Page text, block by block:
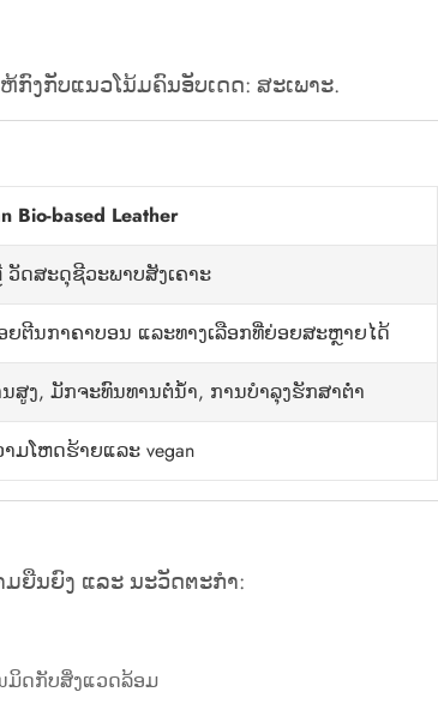
ງກັບແນວໂນ້ມຄົນອັບເດດ: ສະເພາະ.
Bio-based Leather
ດສະດຸຊີວະພາບສັງເຄາະ
ຕີນກາຄາບອນ ແລະທາງເລືອກທີ່ຍ່ອຍສະຫຼາຍໄດ້
ສູງ, ມັກຈະທົນທານຕໍ່ນ້ໍາ, ການບໍາລຸງຮັກສາຕ່ໍາ
ມໂຫດຮ້າຍແລະ vegan
ຍືນຍົງ ແລະ ນະວັດຕະກໍາ:
ມິດກັບສິ່ງແວດລ້ອມ